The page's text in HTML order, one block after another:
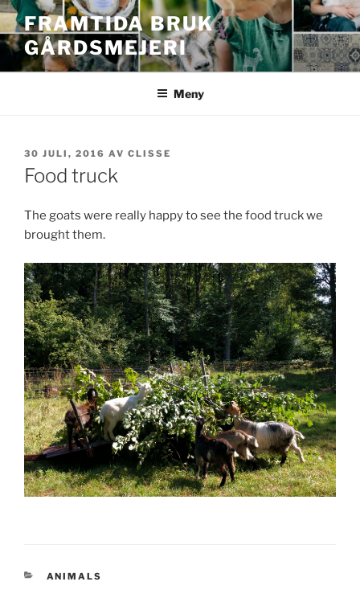
Hoppa
till
innehåll
FRAMTIDA BRUK
GÅRDSMEJERI
Meny
PUBLICERAT
30 JULI, 2016 AV CLISSE
Food truck
The goats were really happy to see the food truck we
brought them.
KATEGORIER
ANIMALS